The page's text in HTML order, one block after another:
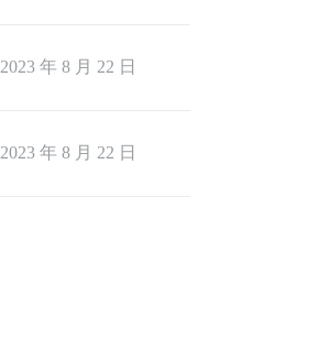
2023 年 8 月 22 日
2023 年 8 月 22 日